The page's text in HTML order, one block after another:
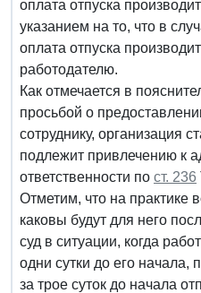
оплата отпуска
указанием на то, что в
оплата отпуска
работодателю.
Как отмечается в
просьбой о
сотруднику, организация
подлежит привлечению к
ответственности по ст. 236
Отметим, что на практике
каковы будут для него
суд в ситуации, когда
одни сутки до его начала,
за трое суток до начала